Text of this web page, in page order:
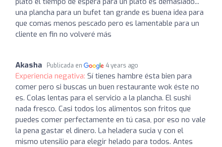
una plancha para un bufet tan grande es buena idea para
que comas menos pescado pero es lamentable para un
cliente en fin no volveré más
Akasha Publicada en 4 years ago
Experiencia negativa: Sí tienes hambre ésta bien para
comer pero si buscas un buen restaurante wok éste no
es. Colas lentas para el servicio a la plancha. El sushi
nada fresco. Casi todos los alimentos son fritos que
puedes comer perfectamente en tú casa, por eso no vale
la pena gastar el dinero. La heladera sucia y con el
mismo utensilio para elegir helado para todos. Antes